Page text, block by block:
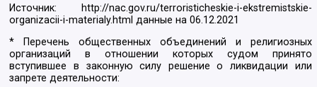
Источник:
http://nac.gov.ru/terroristicheskie-i-ekstremistskie-
organizacii-i-materialy.html данные на06.12.2021
* Перечень общественных объединений и религиозных
организаций в отношении которых судом принято
вступившее в законную силу решение о ликвидации или
запрете деятельности: